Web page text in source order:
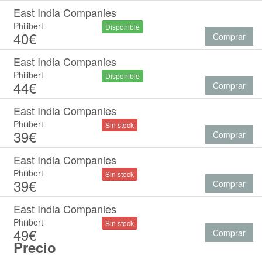
Precio
East India Companies
Philibert
40€
Disponible
Comprar
East India Companies
Philibert
44€
Disponible
Comprar
East India Companies
Philibert
39€
Sin stock
Comprar
East India Companies
Philibert
39€
Sin stock
Comprar
East India Companies
Philibert
49€
Sin stock
Comprar